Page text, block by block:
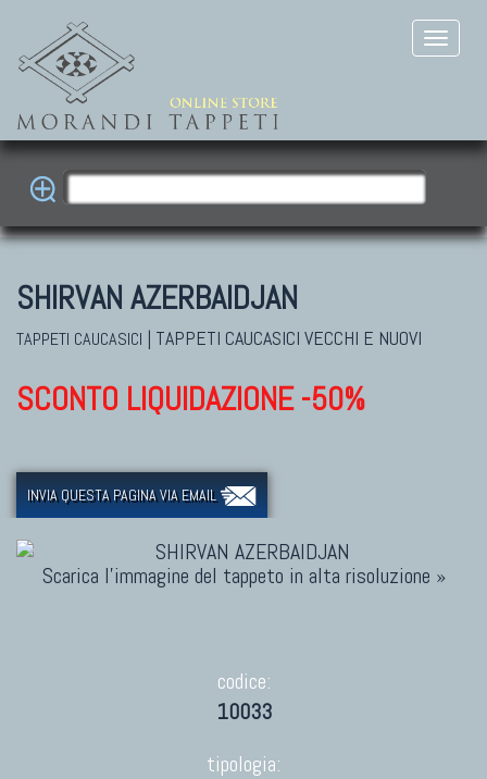
SHIRVAN AZERBAIDJAN
TAPPETI CAUCASICI | TAPPETI CAUCASICI VECCHI E NUOVI
SCONTO LIQUIDAZIONE -50%
INVIA QUESTA PAGINA VIA EMAIL
Scarica l'immagine del tappeto in alta risoluzione »
codice:
10033
tipologia: